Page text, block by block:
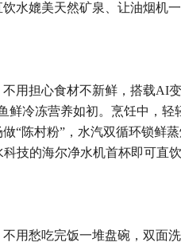
饮水媲美天然矿泉、让油烟
不用担心食材不新鲜，搭载AI
鲜冷冻营养如初。烹饪中，
“陈村粉”，水汽双循环锁鲜
技的海尔净水机首杯即可直
不用愁吃完饭一堆盘碗，双面